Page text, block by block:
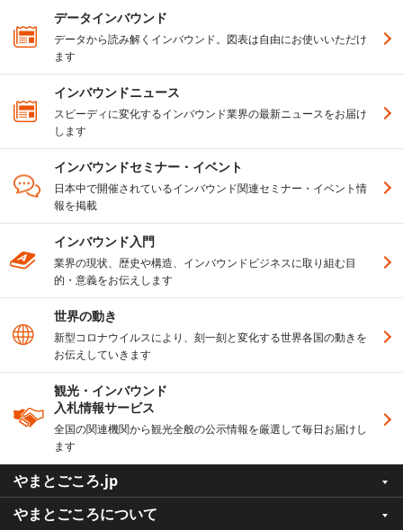
データインバウンド
データから読み解くインバウンド。図表は自由にお使いいただけ
ます
インバウンドニュース
スピーディに変化するインバウンド業界の最新ニュースをお届け
します
インバウンドセミナー・イベント
日本中で開催されているインバウンド関連セミナー・イベント情
報を掲載
インバウンド入門
業界の現状、歴史や構造、インバウンドビジネスに取り組む目
的・意義をお伝えします
世界の動き
新型コロナウイルスにより、刻一刻と変化する世界各国の動きを
お伝えしていきます
観光・インバウンド
入札情報サービス
全国の関連機関から観光全般の公示情報を厳選して毎日お届けし
ます
やまとごころ.jp
やまとごころについて